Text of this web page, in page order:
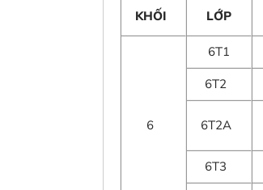
KHỐI LỚP
6
6T1
6T2
6T2A
6T3